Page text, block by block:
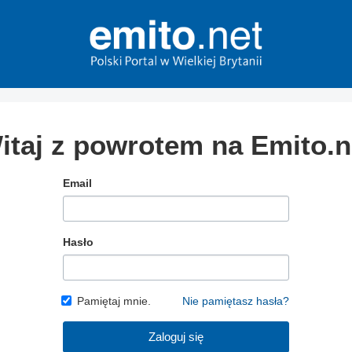
z powrotem na
Email
Hasło
Pamiętaj mnie. Nie pamiętasz hasła?
Zaloguj się